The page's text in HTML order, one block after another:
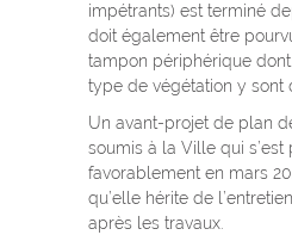
impétrants) est terminé
doit également être
tampon périphérique
type de végétation y sont
Un avant-projet de plan
soumis à la Ville qui s’est
favorablement en mars
qu’elle hérite de
après les travaux.